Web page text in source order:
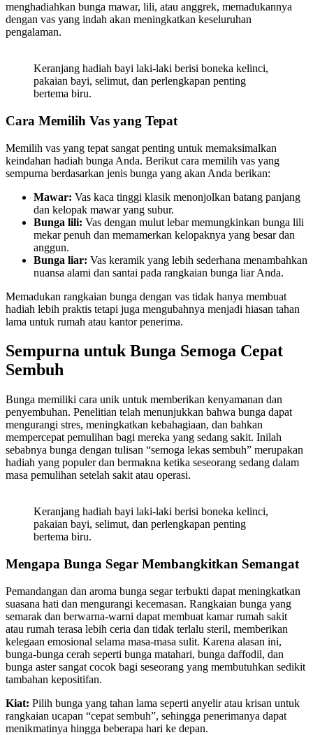
menghadiahkan bunga mawar, lili, atau anggrek, memadukannya
dengan vas yang indah akan meningkatkan keseluruhan
pengalaman.
Keranjang hadiah bayi laki-laki berisi boneka kelinci,
pakaian bayi, selimut, dan perlengkapan penting
bertema biru.
Cara Memilih Vas yang Tepat
Memilih vas yang tepat sangat penting untuk memaksimalkan
keindahan hadiah bunga Anda. Berikut cara memilih vas yang
sempurna berdasarkan jenis bunga yang akan Anda berikan:
Mawar: Vas kaca tinggi klasik menonjolkan batang panjang
dan kelopak mawar yang subur.
Bunga lili: Vas dengan mulut lebar memungkinkan bunga lili
mekar penuh dan memamerkan kelopaknya yang besar dan
anggun.
Bunga liar: Vas keramik yang lebih sederhana menambahkan
nuansa alami dan santai pada rangkaian bunga liar Anda.
Memadukan rangkaian bunga dengan vas tidak hanya membuat
hadiah lebih praktis tetapi juga mengubahnya menjadi hiasan tahan
lama untuk rumah atau kantor penerima.
Sempurna untuk Bunga Semoga Cepat
Sembuh
Bunga memiliki cara unik untuk memberikan kenyamanan dan
penyembuhan. Penelitian telah menunjukkan bahwa bunga dapat
mengurangi stres, meningkatkan kebahagiaan, dan bahkan
mempercepat pemulihan bagi mereka yang sedang sakit. Inilah
sebabnya bunga dengan tulisan “semoga lekas sembuh” merupakan
hadiah yang populer dan bermakna ketika seseorang sedang dalam
masa pemulihan setelah sakit atau operasi.
Keranjang hadiah bayi laki-laki berisi boneka kelinci,
pakaian bayi, selimut, dan perlengkapan penting
bertema biru.
Mengapa Bunga Segar Membangkitkan Semangat
Pemandangan dan aroma bunga segar terbukti dapat meningkatkan
suasana hati dan mengurangi kecemasan. Rangkaian bunga yang
semarak dan berwarna-warni dapat membuat kamar rumah sakit
atau rumah terasa lebih ceria dan tidak terlalu steril, memberikan
kelegaan emosional selama masa-masa sulit. Karena alasan ini,
bunga-bunga cerah seperti bunga matahari, bunga daffodil, dan
bunga aster sangat cocok bagi seseorang yang membutuhkan sedikit
tambahan kepositifan.
Kiat: Pilih bunga yang tahan lama seperti anyelir atau krisan untuk
rangkaian ucapan “cepat sembuh”, sehingga penerimanya dapat
menikmatinya hingga beberapa hari ke depan.